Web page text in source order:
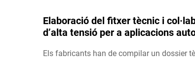
Elaboració del fitxer tècnic i
d’alta tensió per a aplicacions
Els fabricants han de compilar un dossier